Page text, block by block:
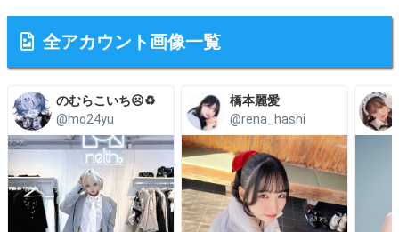
全アカウント画像一覧
のむらこいち☹️♻️
@mo24yu
橋本麗愛
@rena_hashi